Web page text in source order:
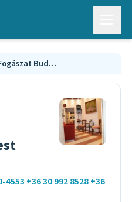
Matos Családi Fogászat Budapest II.Kerület
+36 30 992 8528 +36